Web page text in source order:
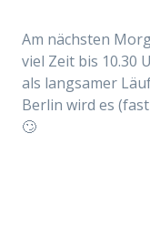
Am nächsten
viel Zeit bis 10.30
als langsamer
Berlin wird es
🙄